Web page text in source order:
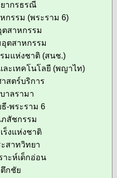
ากรธรณี
กรรม (พระราม 6)
ตสาหกรรม
อุตสาหกรรม
มแห่งชาติ (สนช.)
ละเทคโนโลยี (พญาไท)
สตร์บริการ
าลรามา
-พระราม 6
ภสัชกรรม
ร็งแห่งชาติ
สาทวิทยา
าะห์เด็กอ่อน
กชัย